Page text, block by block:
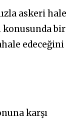
askeri hale
konusunda bir
edeceğini
karşı